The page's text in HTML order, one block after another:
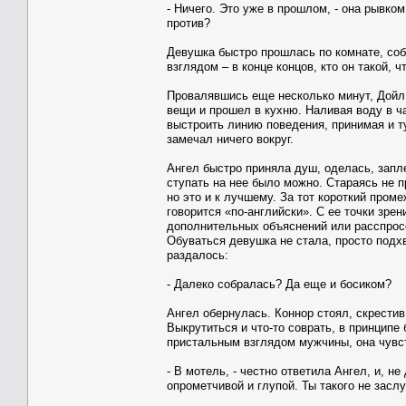
- Ничего. Это уже в прошлом, - она
против?
Девушка быстро прошлась по комнате,
взглядом – в конце концов, кто он такой,
Провалявшись еще несколько минут,
вещи и прошел в кухню. Наливая воду в
выстроить линию поведения, принимая и
замечал ничего вокруг.
Ангел быстро приняла душ, оделась,
ступать на нее было можно. Стараясь не
но это и к лучшему. За тот короткий
говорится «по-английски». С ее точки
дополнительных объяснений или
Обуваться девушка не стала, просто
раздалось:
- Далеко собралась? Да еще и босиком?
Ангел обернулась. Коннор стоял,
Выкрутиться и что-то соврать, в
пристальным взглядом мужчины, она
- В мотель, - честно ответила Ангел, и,
опрометчивой и глупой. Ты такого не